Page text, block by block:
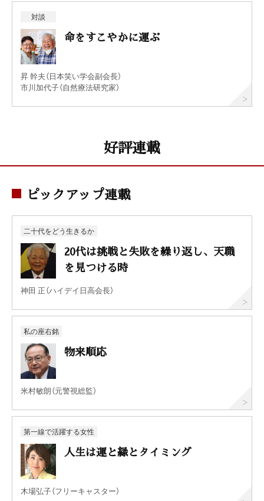
対談
命をすこやかに運ぶ
昇 幹夫（日本笑い学会副会長）
市川加代子（自然療法研究家）
好評連載
ピックアップ連載
二十代をどう生きるか
20代は挑戦と失敗を繰り返し、天職
を見つける時
神田 正（ハイデイ日高会長）
私の座右銘
物来順応
米村敏朗（元警視総監）
第一線で活躍する女性
人生は運と縁とタイミング
木場弘子（フリーキャスター）